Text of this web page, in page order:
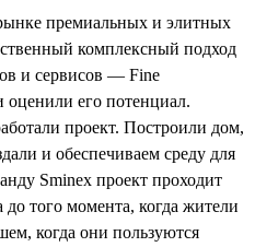
премиальных и элитных
комплексный подход
и сервисов — Fine
его потенциал.
проект. Построили дом,
и обеспечиваем среду для
Sminex проект проходит
того момента, когда жители
когда они пользуются